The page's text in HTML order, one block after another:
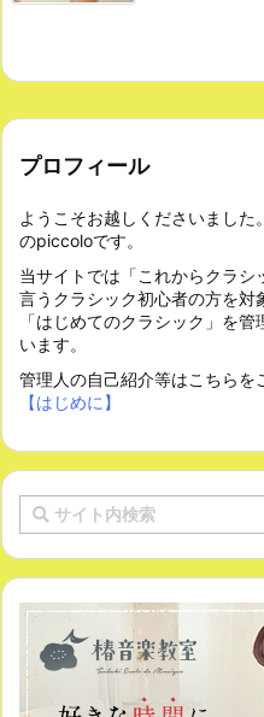
プロフィール
ようこそお越しくださいました
のpiccoloです。
当サイトでは「これからクラシ
言うクラシック初心者の方を対
「はじめてのクラシック」を
います。
管理人の自己紹介等はこちら
【はじめに】